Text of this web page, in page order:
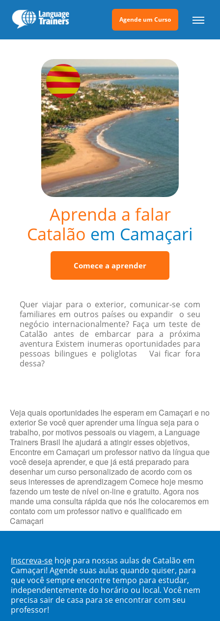
Agende um Curso
Aprenda a falar
Catalão em Camaçari
Comece a aprender
Quer viajar para o exterior, comunicar-se com
familiares em outros países ou expandir o seu
negócio internacionalmente? Faça um teste de
Catalão antes de embarcar para a próxima
aventura Existem inumeras oportunidades para
pessoas bilingues e poliglotas Vai ficar fora
dessa?
Veja quais oportunidades lhe esperam em Camaçari e no
exterior Se você quer aprender uma língua seja para o
trabalho, por motivos pessoais ou viagem, a Language
Trainers Brasil lhe ajudará a atingir esses objetivos,
Encontre em Camaçari um professor nativo da língua que
você deseja aprender, e que já está preparado para
desenhar um curso personalizado de acordo com os
seus interesses de aprendizagem Comece hoje mesmo
fazendo um teste de nível on-line e gratuito. Agora nos
mande uma consulta rápida que nós lhe colocaremos em
contato com um professor nativo e qualificado em
Camaçari
Inscreva-se hoje para nossas aulas de Catalão em
Camaçari! Agende suas aulas quando quiser, para
que você sempre encontre tempo para estudar,
independentemente do horário ou local. Você nem
precisa sair de casa para se encontrar com seu
professor!